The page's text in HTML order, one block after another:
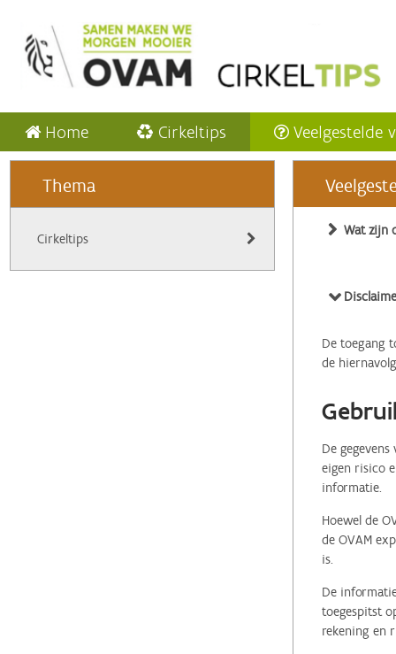
Home Cirkeltips Veelgestelde
Thema
Cirkeltips
Wat zijn
De toegang
de
De
eigen risico
informatie.
Hoewel de
de OVAM
is.
De
toegespitst
rekening en